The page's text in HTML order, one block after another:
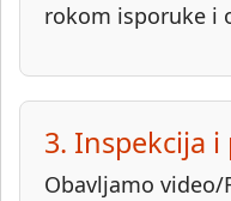
rokom isporuke i
3. Inspekcija i
Obavljamo